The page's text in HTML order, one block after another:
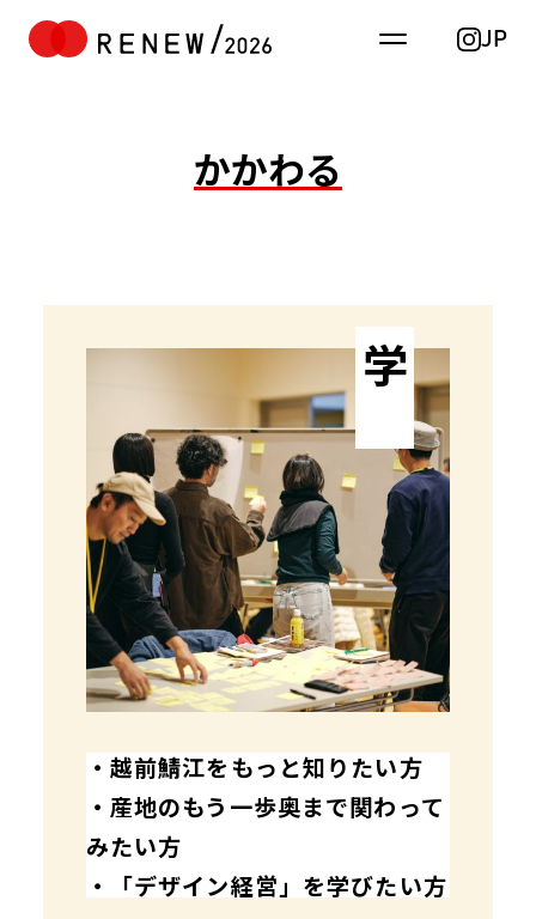
JP
TOP
コンテンツ
工房見学
ワークショップ
トークイベント
RENEW主催イベント
産地イベント
アクセス
公共交通機関でお越し
の方
車でお越しの方
かかわる
応援する
観光する
働く
イベント
かかわる
学ぶ
・越前鯖江をもっと知りたい方
・産地のもう一歩奥まで関わって
みたい方
・「デザイン経営」を学びたい方